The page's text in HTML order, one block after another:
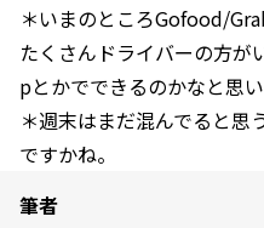
＊いまのところGofood/
たくさんドライバーの方が
pとかでできるのかなと思い
＊週末はまだ混んでると思
ですかね。
筆者